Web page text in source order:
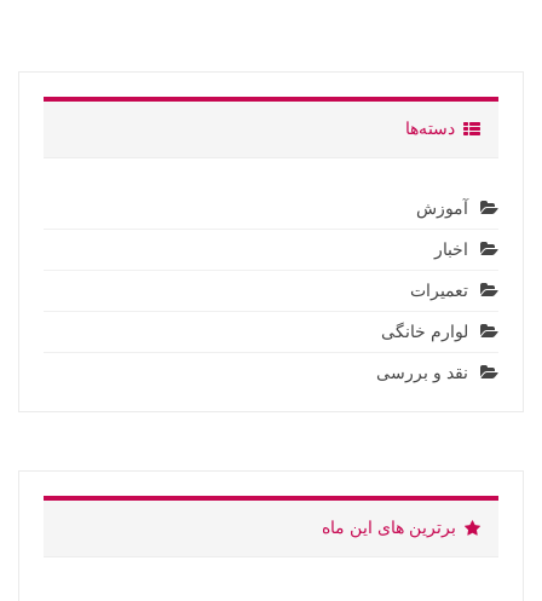
دسته‌ها
آموزش
اخبار
تعمیرات
لوارم خانگی
نقد و بررسی
برترین های این ماه